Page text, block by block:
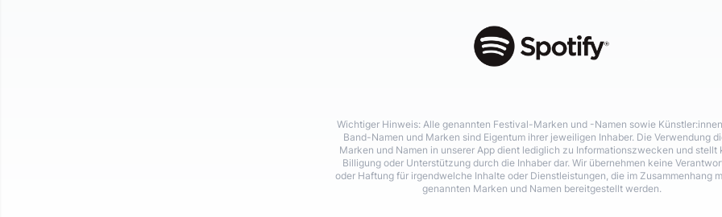
Wichtiger Hinweis: Alle genannten Festival-Marken und -Namen sowie
Band-Namen und Marken sind Eigentum ihrer jeweiligen Inhaber. Die Verwendung
Marken und Namen in unserer App dient lediglich zu Informationszwecken und stellt
Billigung oder Unterstützung durch die Inhaber dar. Wir übernehmen keine
oder Haftung für irgendwelche Inhalte oder Dienstleistungen, die im Zusammenhang
genannten Marken und Namen bereitgestellt werden.